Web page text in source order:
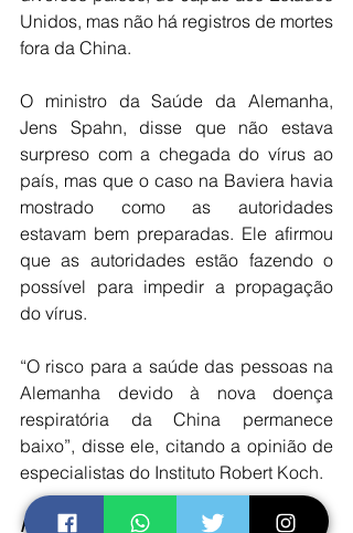
Unidos, mas não há registros de mortes
fora da China.
O ministro da Saúde da Alemanha,
Jens Spahn, disse que não estava
surpreso com a chegada do vírus ao
país, mas que o caso na Baviera havia
mostrado como as autoridades
estavam bem preparadas. Ele afirmou
que as autoridades estão fazendo o
possível para impedir a propagação
do vírus.
“O risco para a saúde das pessoas na
Alemanha devido à nova doença
respiratória da China permanece
baixo”, disse ele, citando a opinião de
especialistas do Instituto Robert Koch.
Por Reuters